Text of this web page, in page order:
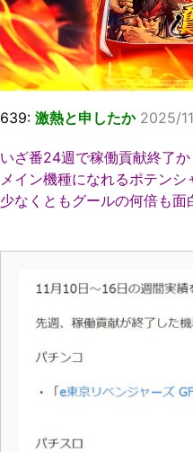
639: 激熱と申したか 2025/
いざ番24週で稼働貢献終了か
メイン機種になれるポテンシ
少なくともグールの何倍も面